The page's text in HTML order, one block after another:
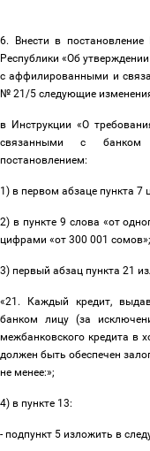
6. Внести в
Республики «Об
с аффилированными и
№ 21/5 следующие
в Инструкции «О
связанными с банком
постановлением:
1) в первом абзаце пункта 7
2) в пункте 9 слова «от
цифрами «от 300 001 сомов»;
3) первый абзац пункта 21
«21. Каждый кредит,
банком лицу (за
межбанковского кредита в
должен быть обеспечен
не менее:»;
4) в пункте 13:
- подпункт 5 изложить в